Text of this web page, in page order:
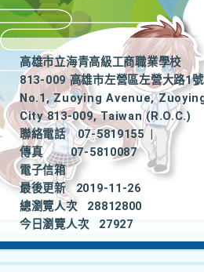
高雄市立海青高級工商職業學校
813-009 高雄市左營區左營大路1號
No.1, Zuoying Avenue,
City 813-009, Taiwan (R.O.C.)
聯絡電話
07-5819155
|
傳真
07-5810087
電子信箱
最後更新
2019-11-26
總瀏覽人次
28812800
今日瀏覽人次
27927